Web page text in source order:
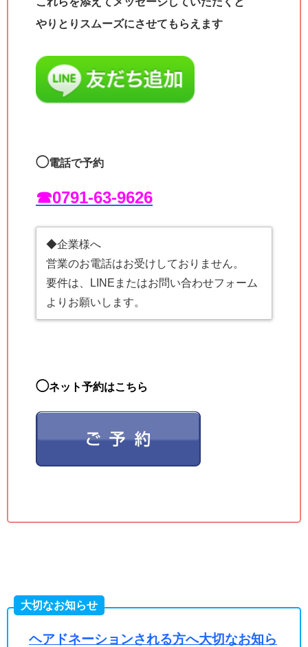
やりとりスムーズにさせてもらえます
◯電話で予約
☎︎0791-63-9626
◆企業様へ
営業のお電話はお受けしておりません。
要件は、LINEまたはお問い合わせフォーム
よりお願いします。
◯ネット予約はこちら
大切なお知らせ
ヘアドネーションされる方へ大切なお知ら